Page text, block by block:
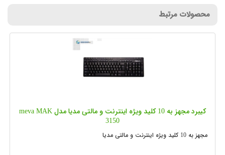
محصولات مرتبط
کیبرد مجهز به 10 کلید ویژه اینترنت و مالتی مدیا مدل meva MAK
3150
مجهز به 10 کلید ویژه اینترنت و مالتی مدیا